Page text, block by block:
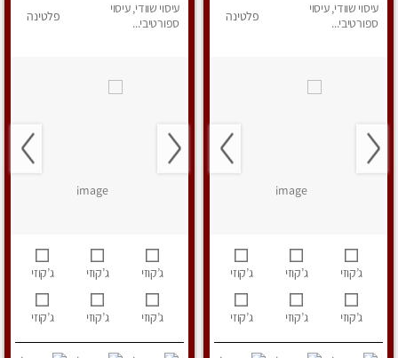
עיסוי שוודי, עיסוי
ספורטיבי...
פלטינה
ג’קוזי ג’קוזי ג’קוזי
ג’קוזי ג’קוזי ג’קוזי
עיסוי שוודי, עיסוי
ספורטיבי...
פלטינה
ג’קוזי ג’קוזי ג’קוזי
ג’קוזי ג’קוזי ג’קוזי